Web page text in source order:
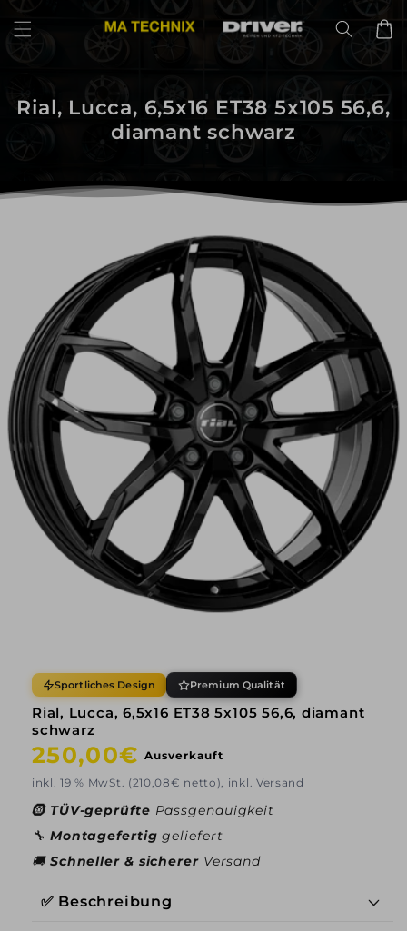
zum
Inhalt
Rial, Lucca, 6,5x16 ET38 5x105 56,6,
diamant schwarz
Sportliches Design Premium Qualität
Rial, Lucca, 6,5x16 ET38 5x105 56,6, diamant
schwarz
Normaler
Preis
250,00€ Ausverkauft
inkl. 19 % MwSt. (210,08€ netto), inkl. Versand
🛞 TÜV-geprüfte Passgenauigkeit
🔧 Montagefertiggeliefert
🚚 Schneller & sicherer Versand
✅ Beschreibung